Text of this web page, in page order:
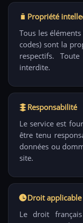
Propriété
Tous les
codes) sont la
respectifs.
interdite.
Responsabilité
Le service est
être tenu
données ou
site.
Droit
Le droit